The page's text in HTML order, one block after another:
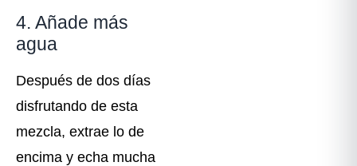
4. Añade más
agua
Después de dos días
disfrutando de esta
mezcla, extrae lo de
encima y echa mucha